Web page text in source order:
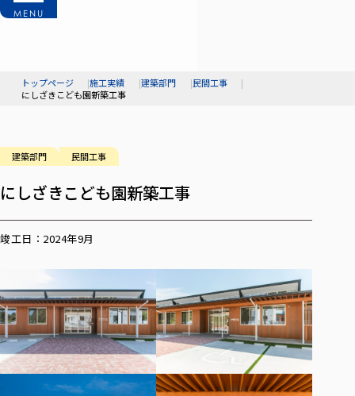
MENU
トップページ 施工実績 建築部門
民間工事
にしざきこども園新築工事
建築部門 民間工事
にしざきこども園新築工事
竣工日：2024年9月